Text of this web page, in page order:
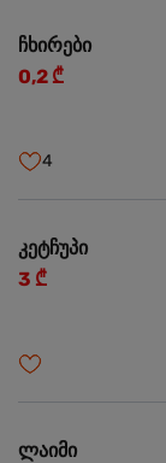
ჩხირები
0,2 ₾
4
კეტჩუპი
3 ₾
ლაიმი